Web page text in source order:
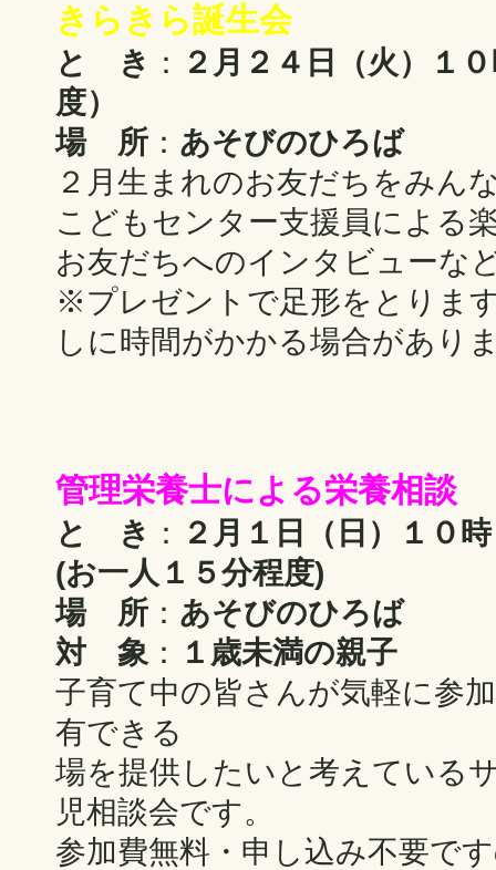
きらきら誕生会
と き ：
２月２４日（火）１
度）
場 所 ： あそびのひろば
２月生まれのお友だちをみん
こどもセンター支援員による
お友だちへのインタビューな
※プレゼントで足形をとりま
しに時間がかかる場合があり
管理栄養士による栄養相談
と き ：
２月１日（日）１０
(お一人１５分程度)
場 所 ： あそびのひろば
対 象 ：
１歳未満の親子
子育て中の皆さんが気軽に参
有できる
場を提供したいと考えている
児相談会です。
参加費無料・申し込み不要で